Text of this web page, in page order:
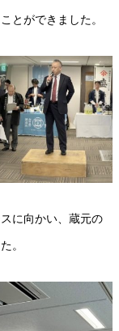
とができました。
に向かい、蔵元の
。